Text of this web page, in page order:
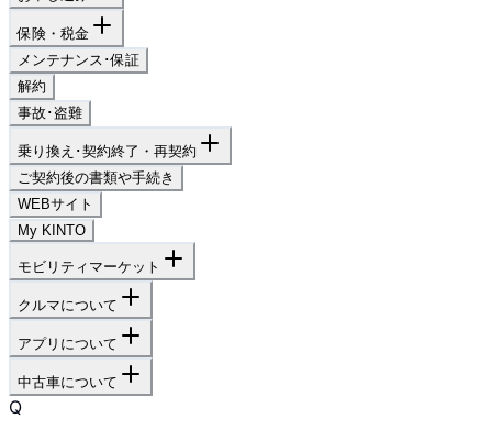
保険・税金
メンテナンス･保証
解約
事故･盗難
乗り換え･契約終了・再契約
ご契約後の書類や手続き
WEBサイト
My KINTO
モビリティマーケット
クルマについて
アプリについて
中古車について
Q